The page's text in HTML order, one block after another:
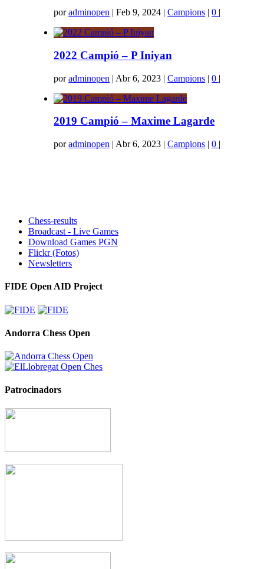
poradminopen |Feb 9, 2024 |Campions |0 |
2022 Campió – P Iniyan
poradminopen | Abr 6, 2023 |Campions |0 |
2019 Campió – Maxime Lagarde
poradminopen | Abr 6, 2023 |Campions |0 |
Chess-results
Broadcast - Live Games
Download Games PGN
Flickr (Fotos)
Newsletters
FIDE Open AID Project
Andorra Chess Open
Patrocinadors